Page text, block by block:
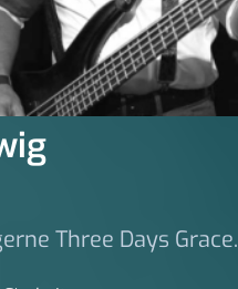
Three Days Grace.